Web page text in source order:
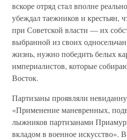
вскоре отряд стал вполне
убеждал таежников и крестьян,
при Советской власти — их
выбранной из своих
жизнь, нужно победить белых
империалистов, которые
Восток.
Партизаны проявляли
«Применение маневренных,
лыжников партизанами
вкладом в военное искусство».